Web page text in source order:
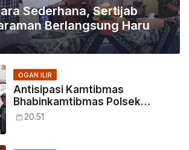
Sederhana, Sertijab
Berlangsung Haru
OGAN ILIR
Antisipasi Kamtibmas
Bhabinkamtibmas Polsek
Tanjung Batu, Hadiri Giat
20.51